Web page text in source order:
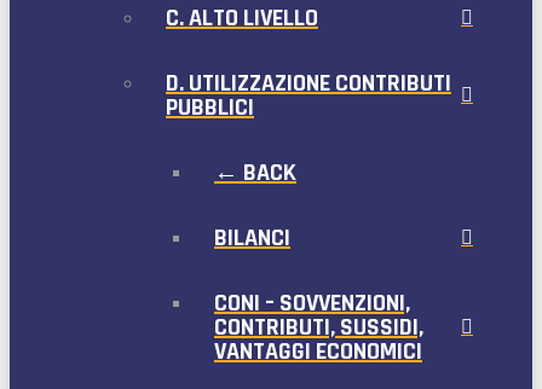
C. ALTO LIVELLO
D. UTILIZZAZIONE CONTRIBUTI
PUBBLICI
← BACK
BILANCI
CONI – SOVVENZIONI,
CONTRIBUTI, SUSSIDI,
VANTAGGI ECONOMICI